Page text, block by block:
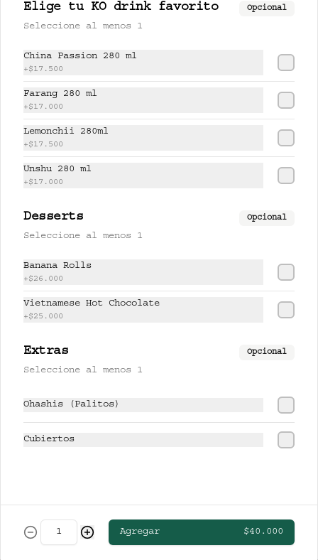
PISCO LEMONCHI 280 ml
Jugo de lychee y lemongrass
$37.500
CERVEZAS
CLUB COLOMBIA RUBIA
Elige tu KO drink favorito Opcional
Seleccione al menos 1
China Passion 280 ml
+$17.500
Farang 280 ml
+$17.000
Lemonchii 280ml
+$17.500
Unshu 280 ml
+$17.000
Desserts Opcional
Seleccione al menos 1
Banana Rolls
+$26.000
Vietnamese Hot Chocolate
+$25.000
Extras Opcional
Seleccione al menos 1
Ohashis (Palitos)
Cubiertos
Agregar $40.000